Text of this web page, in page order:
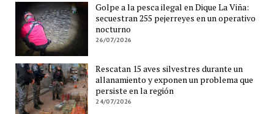
Golpe a la pesca ilegal en Dique La Viña:
secuestran 255 pejerreyes en un operativo
nocturno
26/07/2026
Rescatan 15 aves silvestres durante un
allanamiento y exponen un problema que
persiste en la región
24/07/2026